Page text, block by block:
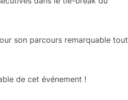
son parcours remarquable tout
de cet événement !